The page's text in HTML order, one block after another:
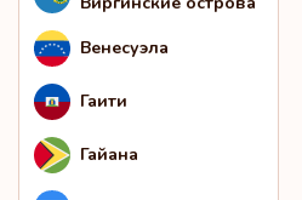
Венесуэла
Гаити
Гайана